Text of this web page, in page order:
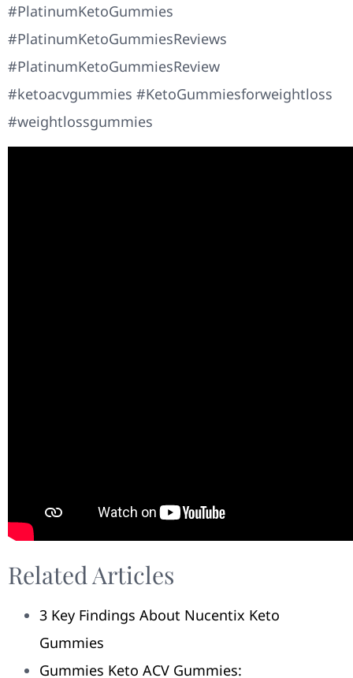
#PlatinumKetoGummies
#PlatinumKetoGummiesReviews
#PlatinumKetoGummiesReview
#ketoacvgummies #KetoGummiesforweightloss
#weightlossgummies
Related Articles
​​3 Key Findings About Nucentix Keto
Gummies​​
Gummies Keto ACV Gummies: